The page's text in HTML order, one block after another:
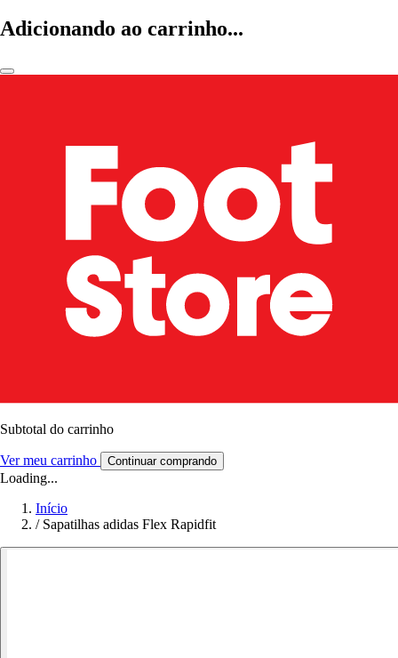
Adicionando ao carrinho...
Subtotal do carrinho
Ver meu carrinho Continuar comprando
Loading...
Início
/ Sapatilhas adidas Flex Rapidfit